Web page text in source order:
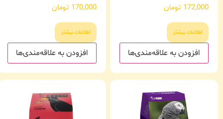
172,000 تومان
اطلاعات بیشتر
افزودن به علاقه‌مندی‌ها
170,000 تومان
اطلاعات بیشتر
افزودن به علاقه‌مندی‌ها